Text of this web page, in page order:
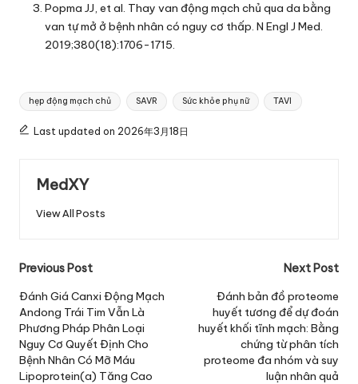
Popma JJ, et al. Thay van động mạch chủ qua da bằng
van tự mở ở bệnh nhân có nguy cơ thấp. N Engl J Med.
2019;380(18):1706-1715.
Tags:
hẹp động mạch chủ SAVR Sức khỏe phụ nữ TAVI
Last updated on 2026年3月18日
MedXY
View All Posts
Post
navigation
Previous Post
Đánh Giá Canxi Động Mạch
Andong Trái Tim Vẫn Là
Phương Pháp Phân Loại
Nguy Cơ Quyết Định Cho
Bệnh Nhân Có Mỡ Máu
Lipoprotein(a) Tăng Cao
Next Post
Đánh bản đồ proteome
huyết tương để dự đoán
huyết khối tĩnh mạch: Bằng
chứng từ phân tích
proteome đa nhóm và suy
luận nhân quả